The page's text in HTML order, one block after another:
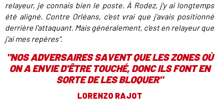
relayeur, je connais bien le poste. À Rodez, j'y ai longtemps
été aligné. Contre Orléans, c'est vrai que j'avais positionné
derrière l'attaquant. Mais généralement, c'est en relayeur que
j’ai mes repères".
"NOS ADVERSAIRES SAVENT QUE LES ZONES OÙ
ON A ENVIE D'ÊTRE TOUCHÉ, DONC ILS FONT EN
SORTE DE LES BLOQUER"
LORENZO RAJOT